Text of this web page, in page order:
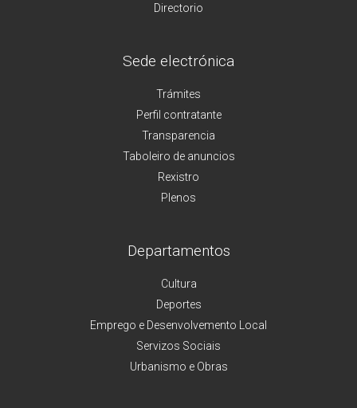
Directorio
Sede electrónica
Trámites
Perfil contratante
Transparencia
Taboleiro de anuncios
Rexistro
Plenos
Departamentos
Cultura
Deportes
Emprego e Desenvolvemento Local
Servizos Sociais
Urbanismo e Obras